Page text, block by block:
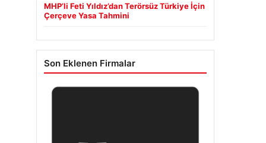
MHP’li Feti Yıldız’dan Terörsüz Türkiye İçin
Çerçeve Yasa Tahmini
Son Eklenen Firmalar